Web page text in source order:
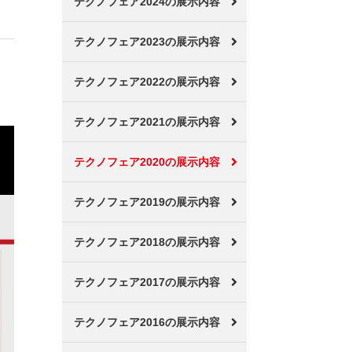
テクノフェア2023の展示内容
テクノフェア2022の展示内容
テクノフェア2021の展示内容
テクノフェア2020の展示内容
テクノフェア2019の展示内容
テクノフェア2018の展示内容
テクノフェア2017の展示内容
テクノフェア2016の展示内容